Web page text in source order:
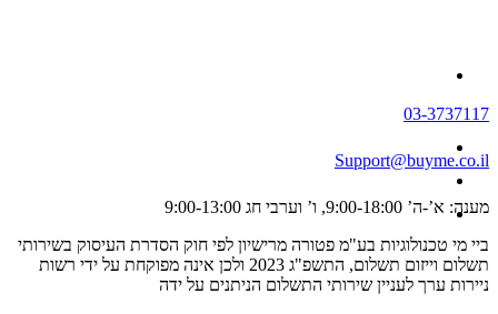
03-3737117
Support@buyme.co.il
מענה: א’-ה’ 9:00-18:00, ו’ וערבי חג 9:00-13:00
ביי מי טכנולוגיות בע"מ פטורה מרישיון לפי חוק הסדרת העיסוק בשירותי
תשלום וייזום תשלום, התשפ"ג 2023 ולכן אינה מפוקחת על ידי רשות
ניירות ערך לעניין שירותי התשלום הניתנים על ידה